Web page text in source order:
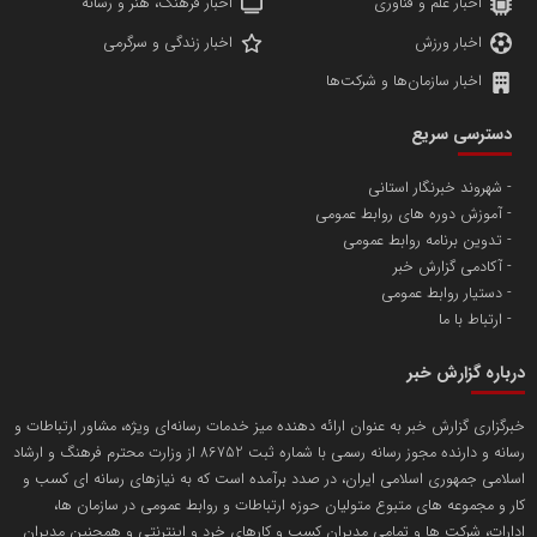
پایگاه اطلاع رسانی اعتلای نهادهای مردمی
تامین آهن اسفنجی تولیدکنندگان فولاد در کشور
تریبون
انتشار گسترده محتوا در رسانه گزارش خبر
مسعودصادقی
اخبار ورزش
اخبار زندگی و سرگرمی
اخبار سازمان‌ها و شرکت‌ها
دسترسی سریع
شهروند خبرنگار استانی
آموزش دوره های روابط عمومی
تدوین برنامه روابط عمومی
آکادمی گزارش خبر
دستیار روابط عمومی
ارتباط با ما
درباره گزارش خبر
خبرگزاری گزارش خبر به عنوان ارائه دهنده میز خدمات رسانه‌ای ویژه، مشاور ارتباطات و
رسانه و دارنده مجوز رسانه رسمی با شماره ثبت 86752 از وزارت محترم فرهنگ و ارشاد
اسلامی جمهوری اسلامی ایران، در صدد برآمده است که به نیازهای رسانه ای کسب و
کار و مجموعه های متبوع متولیان حوزه ارتباطات و روابط عمومی در سازمان ها،